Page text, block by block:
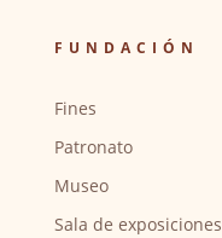
FUNDACIÓN
Fines
Patronato
Museo
Sala de exposiciones